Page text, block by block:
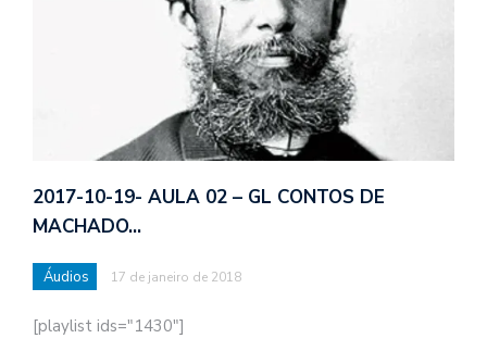
2017-10-19- AULA 02 – GL CONTOS DE
MACHADO…
Áudios 17 de janeiro de 2018
[playlist ids="1430"]